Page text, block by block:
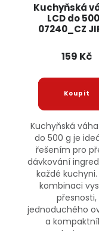
Kuchyňská
LCD do
07240_CZ
159 Kč
Kuchyňská váha
do 500 g je
řešením pro
dávkování
každé kuchyni.
kombinaci
přesnosti,
jednoduchého
a